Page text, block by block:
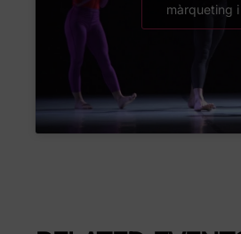
màrqueting